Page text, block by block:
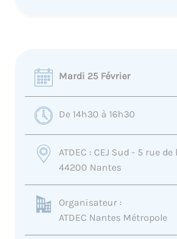
Mardi 25 Février
De 14h30 à 16h30
ATDEC : CEJ Sud - 5 rue
44200 Nantes
Organisateur :
ATDEC Nantes Métropole